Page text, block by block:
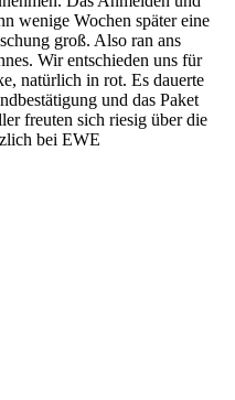
wenige Wochen später eine
groß. Also ran ans
Wir entschieden uns für
natürlich in rot. Es dauerte
und das Paket
freuten sich riesig über die
bei EWE